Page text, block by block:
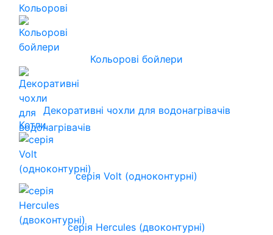
Кольорові
Кольорові бойлери
Декоративні чохли для водонагрівачів
Котли
серія Volt (одноконтурні)
серія Hercules (двоконтурні)